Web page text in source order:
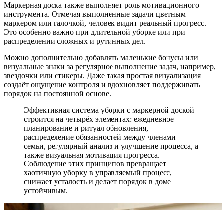
Маркерная доска также выполняет роль мотивационного
инструмента. Отмечая выполненные задачи цветным
маркером или галочкой, человек видит реальный прогресс.
Это особенно важно при длительной уборке или при
распределении сложных и рутинных дел.
Можно дополнительно добавлять маленькие бонусы или
визуальные знаки за регулярное выполнение задач, например,
звездочки или стикеры. Даже такая простая визуализация
создаёт ощущение контроля и вдохновляет поддерживать
порядок на постоянной основе.
Эффективная система уборки с маркерной доской
строится на четырёх элементах: ежедневное
планирование и ритуал обновления,
распределение обязанностей между членами
семьи, регулярный анализ и улучшение процесса, а
также визуальная мотивация прогресса.
Соблюдение этих принципов превращает
хаотичную уборку в управляемый процесс,
снижает усталость и делает порядок в доме
устойчивым.